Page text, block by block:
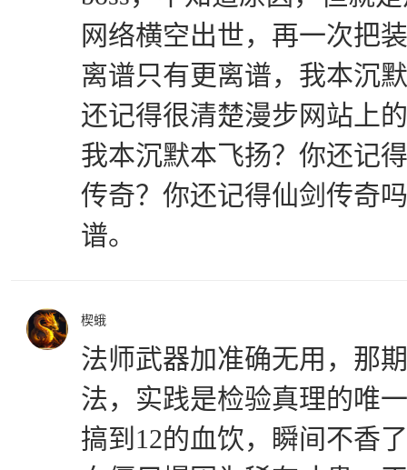
网络横空出世，再一次把
离谱只有更离谱，我本沉
还记得很清楚漫步网站上
我本沉默本飞扬？你还记
传奇？你还记得仙剑传奇
谱。
楔蛾
法师武器加准确无用，那
法，实践是检验真理的唯
搞到12的血饮，瞬间不香